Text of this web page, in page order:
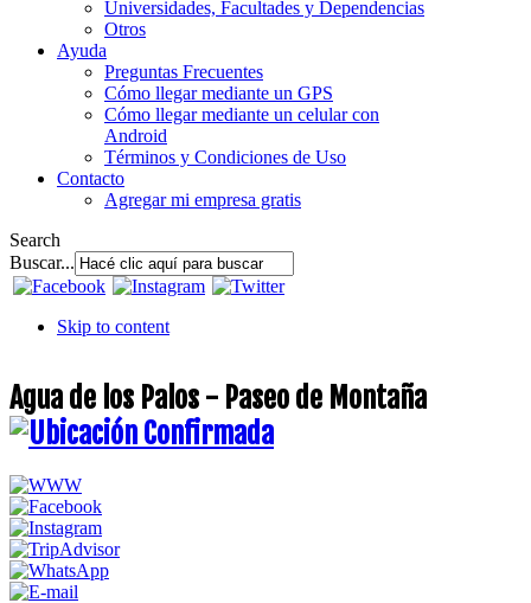
Universidades, Facultades y Dependencias
Otros
Ayuda
Preguntas Frecuentes
Cómo llegar mediante un GPS
Cómo llegar mediante un celular con
Android
Términos y Condiciones de Uso
Contacto
Agregar mi empresa gratis
Search
Buscar...
Skip to content
Agua de los Palos - Paseo de Montaña